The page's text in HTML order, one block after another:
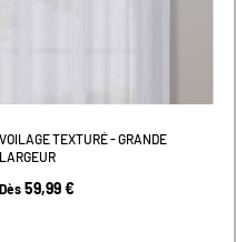
VOILAGE TEXTURÉ - GRANDE
LARGEUR
Dès 59,99 €